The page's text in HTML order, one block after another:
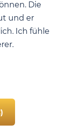
Die
und er
Ich fühle